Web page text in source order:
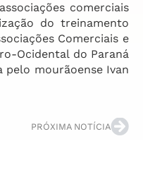
comerciais
do treinamento
Comerciais e
Ocidental do Paraná
pelo mourãoense Ivan
PRÓXIMA NOTÍCIA